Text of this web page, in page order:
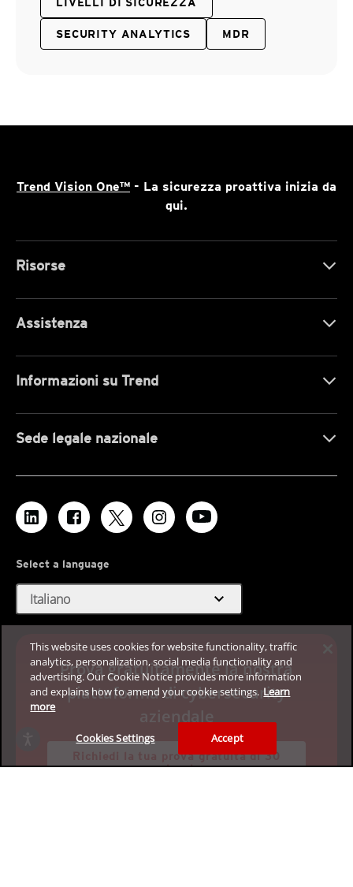
SECURITY ANALYTICS MDR
Trend Vision One™ - La sicurezza proattiva inizia da
qui.
Risorse
Assistenza
Informazioni su Trend
Sede legale nazionale
Select a language
Italiano expand_more
Prova gratuitamente la nostra
piattaforma di cybersecurity
Richiedi la tua prova gratuita di 30
giorni
This website uses cookies for website functionality, traffic
analytics, personalization, social media functionality and
advertising. Our Cookie Notice provides more information
and explains how to amend your cookie settings. Learn
more
Cookies Settings Accept